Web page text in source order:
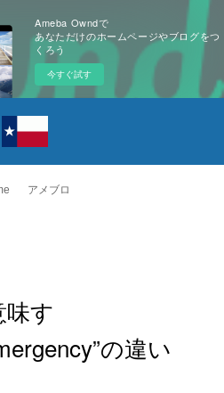
Ameba Owndで
あなただけのホームページやブログをつ
くろう
今すぐ試す
アメブロ
味す
の違い